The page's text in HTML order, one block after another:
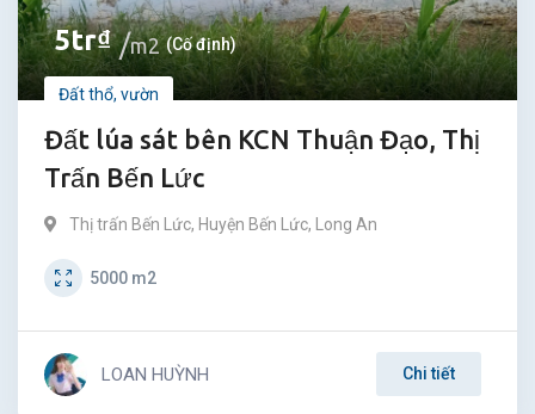
5tr₫ m2 (Cố định)
Đất thổ, vườn
Đất lúa sát bên KCN Thuận Đạo, Thị
Trấn Bến Lức
Thị trấn Bến Lức, Huyện Bến Lức, Long An
5000 m2
LOAN HUỲNH Chi tiết